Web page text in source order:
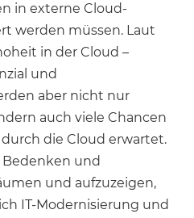
in externe Cloud-
werden müssen. Laut
in der Cloud –
und
aber nicht nur
auch viele Chancen
die Cloud erwartet.
Bedenken und
und aufzuzeigen,
IT-Modernisierung und